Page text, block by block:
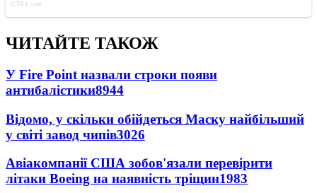
ЧИТАЙТЕ ТАКОЖ
У Fire Point назвали строки появи
антибалістики8944
Відомо, у скільки обійдеться Маску найбільший
у світі завод чипів3026
Авіакомпанії США зобов'язали перевірити
літаки Boeing на наявність тріщин1983